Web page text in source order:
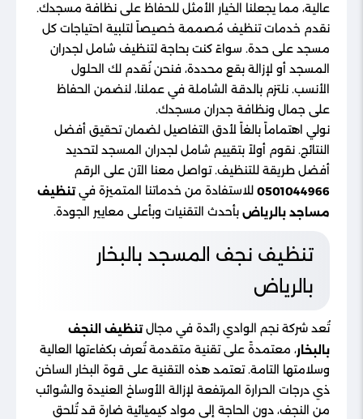
عالية، مما يجعلنا الخيار الأمثل للحفاظ على نظافة مسجدك.
نقدم خدمات تنظيف مُصممة خصيصاً لتلبية احتياجات كل
مسجد على حدة. سواءً كنت بحاجة لتنظيف شامل لجدران
المسجد أو لإزالة بقع محددة، فنحن نُقدم لك الحلول
الأنسب. نلتزم بالدقة الشاملة في عملنا، لنضمن الحفاظ
على جمال ونظافة جدران مسجدك.
نولي اهتماماً بالغاً لأدق التفاصيل لضمان تحقيق أفضل
النتائج. نقوم أولاً بتقييم شامل لجدران المسجد لتحديد
أفضل طريقة للتنظيف. تواصل معنا الآن على الرقم
0501044966 للاستفادة من خدماتنا المتميزة فيتنظيف
مساجد بالرياض بأحدث التقنيات وبأعلى معايير الجودة.
تنظيف نجف المسجد بالبخار
بالرياض
تُعد شركة نجم الوادي رائدة في مجالتنظيف النجف
بالبخار، معتمدةً على تقنية متقدمة تُعرف بكفاءتها العالية
وسلامتها التامة. تعتمد هذه التقنية على قوة البخار الساخن
ذي درجات الحرارة المرتفعة لإزالة الأوساخ العنيدة والشوائب
من النجف، دون الحاجة إلى مواد كيميائية ضارة قد تُلحق